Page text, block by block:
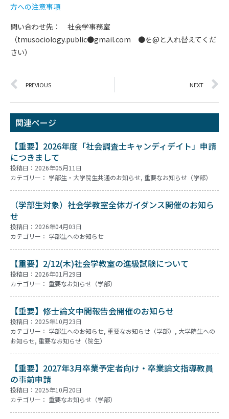
方への注意事項
問い合わせ先： 社会学事務室
（tmusociology.public●gmail.com ●を@と入れ替えてくだ
さい）
PREVIOUS NEXT
関連ページ
【重要】2026年度「社会調査士キャンディデイト」申請
につきまして
投稿日：2026年05月11日
カテゴリー： 学部生・大学院生共通のお知らせ, 重要なお知らせ（学部）
（学部生対象）社会学教室全体ガイダンス開催のお知ら
せ
投稿日：2026年04月03日
カテゴリー： 学部生へのお知らせ
【重要】2/12(木)社会学教室の進級試験について
投稿日：2026年01月29日
カテゴリー： 重要なお知らせ（学部）
【重要】修士論文中間報告会開催のお知らせ
投稿日：2025年10月23日
カテゴリー： 学部生へのお知らせ, 重要なお知らせ（学部） , 大学院生への
お知らせ, 重要なお知らせ（院生）
【重要】2027年3月卒業予定者向け・卒業論文指導教員
の事前申請
投稿日：2025年10月20日
カテゴリー： 重要なお知らせ（学部）